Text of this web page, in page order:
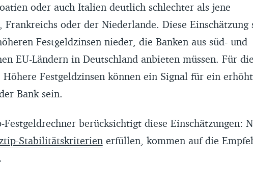
oder auch Italien deutlich schlechter als jene
Frankreichs oder der Niederlande. Diese Einschätzung
Festgeldzinsen nieder, die Banken aus süd- und
EU-Ländern in Deutschland anbieten müssen. Für
Höhere Festgeldzinsen können ein Signal für ein
Bank sein.
berücksichtigt diese Einschätzungen:
Stabilitätskriterienerfüllen, kommen auf die